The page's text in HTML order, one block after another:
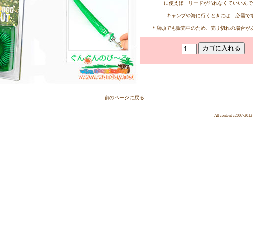
に使えば リードが汚れなくていいんで
キャンプや海に行くときには 必需です
＊店頭でも販売中のため、売り切れの場合が
前のページに戻る
All content c2007-